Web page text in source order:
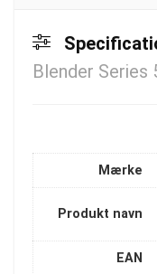
Blender Series
Mærke
Produkt navn
EAN